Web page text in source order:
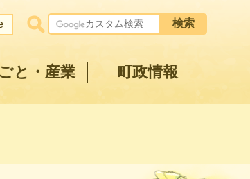
と・産業 町政情報